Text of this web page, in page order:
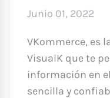
Junio 01, 2022
VKommerce, es
VisualK que te
información en
sencilla y